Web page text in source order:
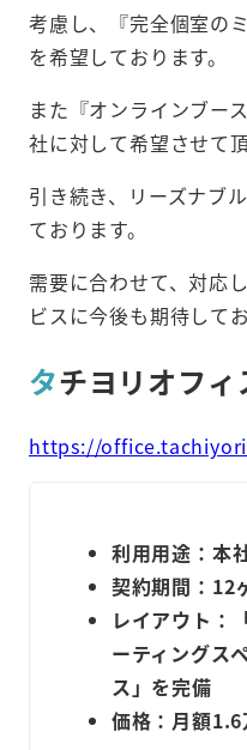
考慮し、『完全個室の
を希望しております。
また『オンラインブー
社に対して希望させて
引き続き、リーズナブ
ております。
需要に合わせて、対応
ビスに今後も期待して
タチヨリオフィ
https://
利用用途：本
契約期間：12
レイアウト：
ーティングス
ス」を完備
価格：月額